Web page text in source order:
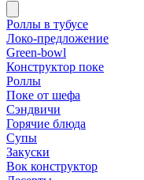
Роллы в тубусе
Локо-предложение
Green-bowl
Конструктор поке
Роллы
Поке от шефа
Сэндвичи
Горячие блюда
Супы
Закуски
Вок конструктор